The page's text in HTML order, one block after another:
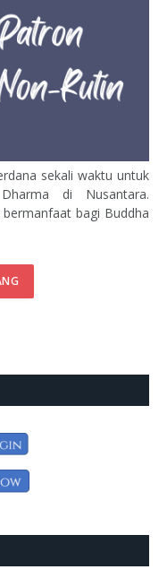
sekali waktu untuk
di Nusantara.
bagi Buddha